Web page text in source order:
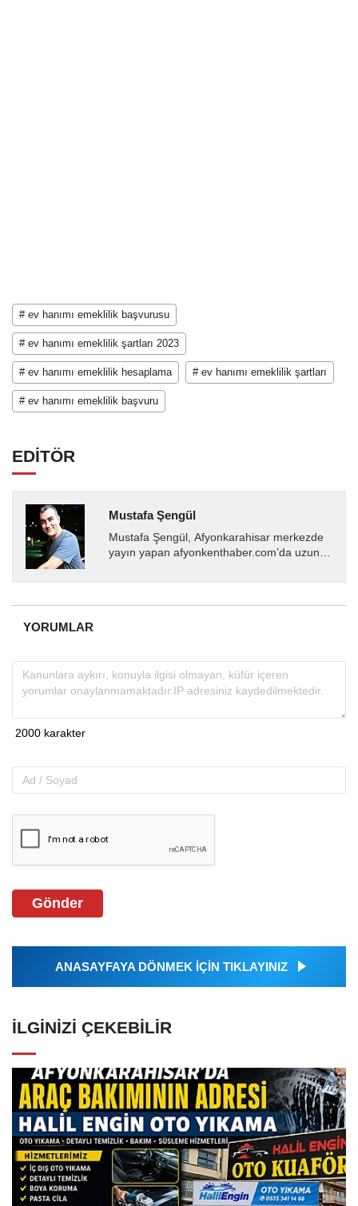
# ev hanımı emeklilik başvurusu
# ev hanımı emeklilik şartları 2023
# ev hanımı emeklilik hesaplama # ev hanımı emeklilik şartları
# ev hanımı emeklilik başvuru
EDİTÖR
Mustafa Şengül
Mustafa Şengül, Afyonkarahisar merkezde
yayın yapan afyonkenthaber.com’da uzun
almakta, haber akışı...
YORUMLAR
Gönder
ANASAYFAYA DÖNMEK İÇİN TIKLAYINIZ
İLGINIZI ÇEKEBILIR